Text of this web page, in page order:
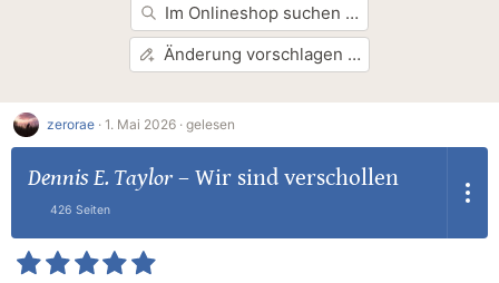
Im Onlineshop suchen …
Änderung vorschlagen …
zerorae · 1. Mai 2026 · gelesen
Dennis E. Taylor– Wir sind verschollen
426 Seiten